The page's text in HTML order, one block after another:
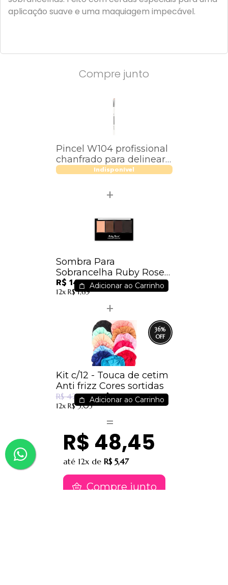
aplicação suave e uma maquiagem impecável.
Compre junto
Pincel W104 profissional
chanfrado para delinear
Macrilan – Linha W
Indisponível
Sombra Para
Sobrancelha Ruby Rose
Hb-9354
R$ 14,99
12x R$ 1,69
Adicionar ao Carrinho
36%
Kit c/12 - Touca de cetim
Anti frizz Cores sortidas
R$ 42,00 R$ 27,00
12x R$ 3,05
Adicionar ao Carrinho
R$ 48,45
até 12x de R$ 5,47
Compre junto